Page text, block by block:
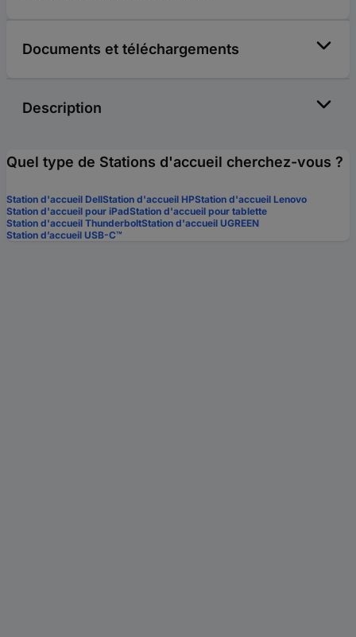
Documents et téléchargements
Description
Quel type de Stations d'accueil cherchez-vous ?
Station d'accueil DellStation d'accueil HPStation d'accueil Lenovo
Station d'accueil pour iPadStation d'accueil pour tablette
Station d'accueil ThunderboltStation d'accueil UGREEN
Station d’accueil USB-C™